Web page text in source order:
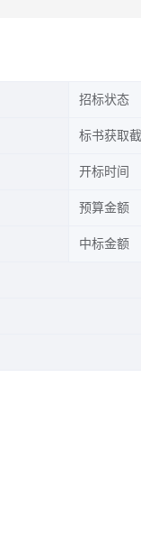
招标状态
标书获取
开标时间
预算金额
中标金额